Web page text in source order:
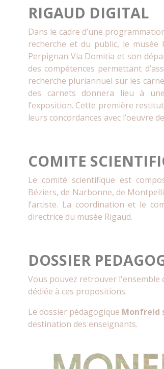
RIGAUD DIGITAL
Dans le cadre d’une
recherche et du public, le musée
Perpignan Via Domitia et son
des compétences permettant
recherche pluriannuel sur les
des carnets donnera lieu à
l’exposition. Cette première
leurs concordances avec l’oeuvre
COMITE
Le comité scientifique est
Béziers, de Narbonne, de
l’artiste. La coordination et le
directrice du musée Rigaud.
DOSSIER
Vous pouvez retrouver l'ensemble
dédiée à ces propositions.
Le dossier pédagogique Monfreid
destination des enseignants.